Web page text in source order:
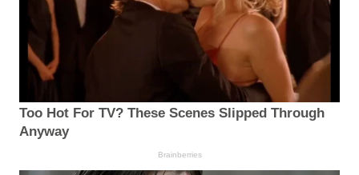
Too Hot For TV? These Scenes Slipped Through
Anyway
Brainberries